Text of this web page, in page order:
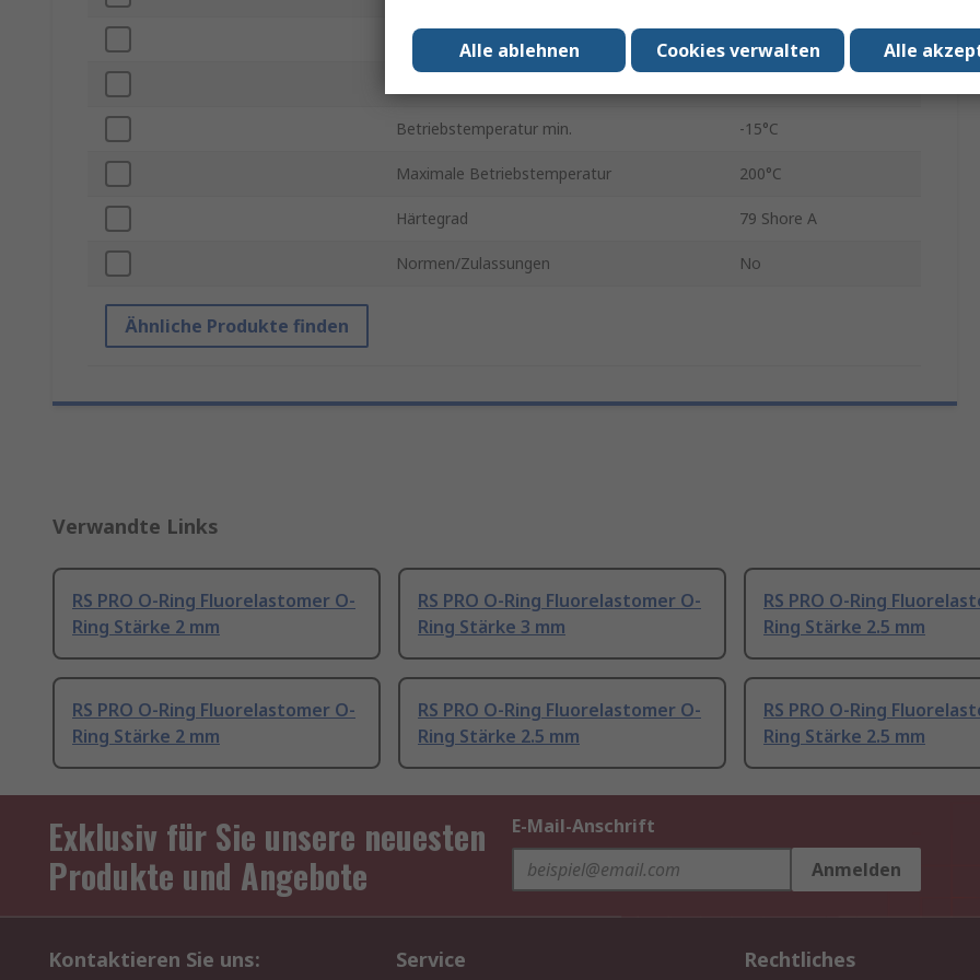
Farbe Schwarz
Betriebstemperatur min. -15°C
Maximale Betriebstemperatur 200°C
Härtegrad 79 Shore A
Normen/Zulassungen No
Ähnliche Produkte finden
Verwandte Links
RS PRO O-Ring Fluorelastomer O-
Ring Stärke 2 mm
RS PRO O-Ring Fluorelastomer O-
Ring Stärke 3 mm
RS PRO O-Ring
Ring Stärke 2.5 mm
RS PRO O-Ring Fluorelastomer O-
Ring Stärke 2 mm
RS PRO O-Ring Fluorelastomer O-
Ring Stärke 2.5 mm
RS PRO O-Ring
Ring Stärke 2.5 mm
Exklusiv für Sie unsere neuesten
Produkte und Angebote
E-Mail-Anschrift
Anmelden
Kontaktieren Sie uns: Service Rechtliches
Alle
Cookies verwalten
Alle ablehnen